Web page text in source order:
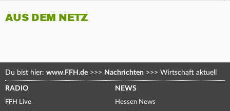
AUS DEM NETZ
Du bist hier: www.FFH.de >>> Nachrichten >>> Wirtschaft aktuell
RADIO
FFH Live
NEWS
Hessen News